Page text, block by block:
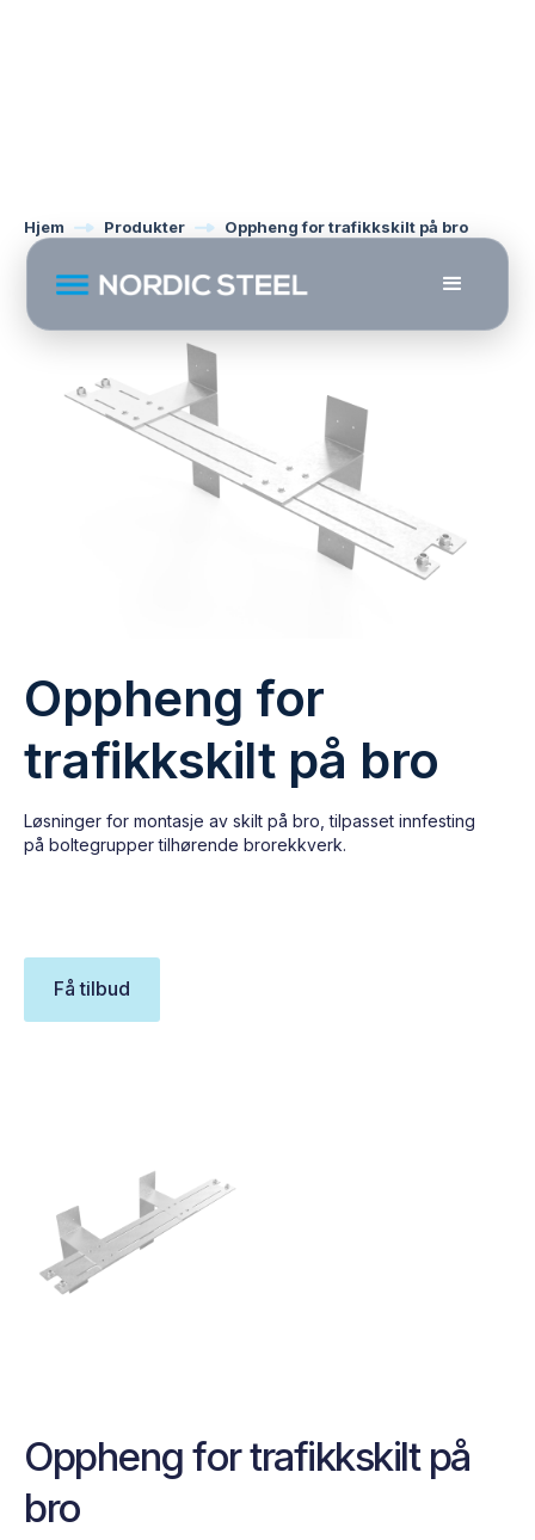
Hjem Produkter Oppheng for trafikkskilt på bro
Oppheng for
trafikkskilt på bro
Løsninger for montasje av skilt på bro, tilpasset innfesting
på boltegrupper tilhørende brorekkverk.
Få tilbud
Oppheng for trafikkskilt på
bro